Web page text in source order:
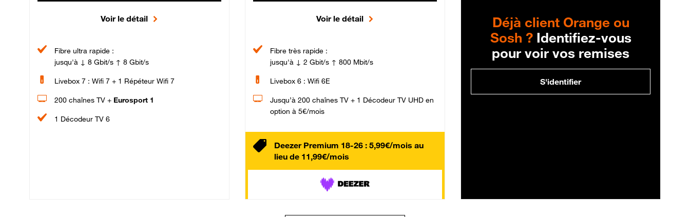
Voir le détail
Fibre ultra rapide :
jusqu'à ↓ 8 Gbit/s ↑ 8 Gbit/s
Livebox 7 : Wifi 7 + 1 Répéteur Wifi 7
200 chaînes TV + Eurosport 1
1 Décodeur TV 6
Voir le détail
Fibre très rapide :
jusqu'à ↓ 2 Gbit/s ↑ 800 Mbit/s
Livebox 6 : Wifi 6E
Jusqu’à 200 chaînes TV + 1 Décodeur TV UHD en
option à 5€/mois
Deezer Premium 18-26 : 5,99€/mois au
lieu de 11,99€/mois
Déjà client Orange ou
Sosh ?Identifiez-vous
pour voir vos remises
S'identifier